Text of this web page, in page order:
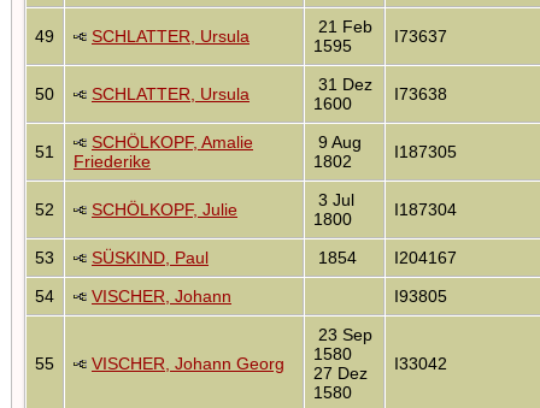
49 SCHLATTER, Ursula
21 Feb
1595
I73637
50 SCHLATTER, Ursula
31 Dez
1600
I73638
51
SCHÖLKOPF, Amalie
Friederike
9 Aug
1802
I187305
52 SCHÖLKOPF, Julie
3 Jul
1800
I187304
53 SÜSKIND, Paul 1854
I204167
54
VISCHER, Johann I93805
55 VISCHER, Johann Georg
23 Sep
1580
27 Dez
1580
I33042